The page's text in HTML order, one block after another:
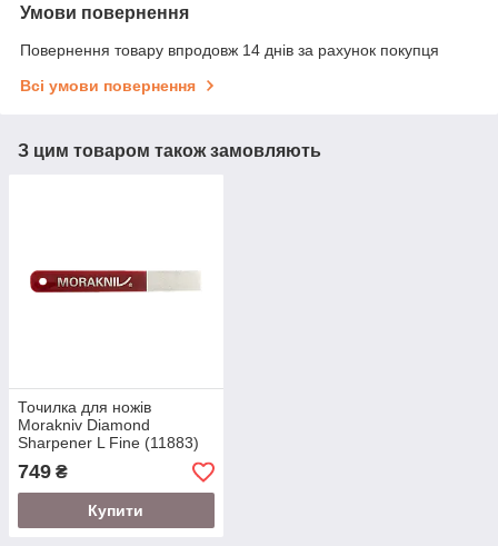
Умови повернення
Повернення товару впродовж 14 днів за рахунок покупця
Всі умови повернення
З цим товаром також замовляють
Точилка для ножів
Morakniv Diamond
Sharpener L Fine (11883)
749 ₴
Купити